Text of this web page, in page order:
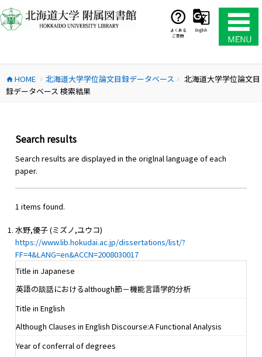
ン
テ
ス
キ
よくある
ご質問
English
home HOME chevron_right 北海道大学学位論文目録データベース chevron_right
北海道大学学位論文目
録データベース 検索結果
Search results
Search results are displayed in the origlnal language of each
paper.
1 items found.
水野,優子 (ミズノ,ユウコ)
https://www.lib.hokudai.ac.jp/dissertations/list/?
FF=4&LANG=en&ACCN=2008030017
Title in Japanese
英語の談話におけるalthough節－機能言語学的分析
Title in English
Although Clauses in English Discourse:A Functional Analysis
Year of conferral of degrees